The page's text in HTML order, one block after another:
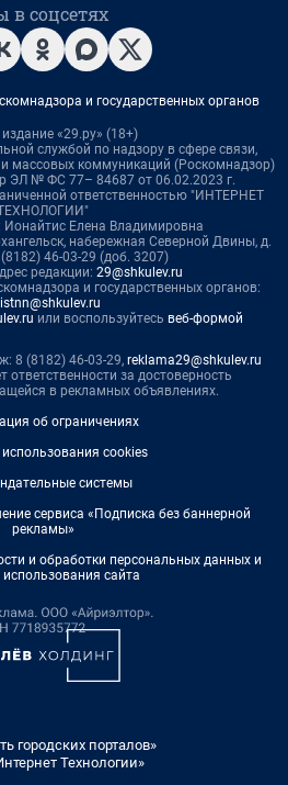
в соцсетях
и государственных органов
«29.ру» (18+)
службой по надзору в сфере связи,
массовых коммуникаций (Роскомнадзор)
ЭЛ № ФС 77– 84687 от 06.02.2023 г.
ответственностью "ИНТЕРНЕТ
Ионайтис Елена Владимировна
набережная Северной Двины, д.
46-03-29 (доб. 3207)
редакции: 29@shkulev.ru
и государственных органов:
или воспользуйтесь веб-формой
8 (8182) 46-03-29, reklama29@shkulev.ru
ответственности за достоверность
в рекламных объявлениях.
об ограничениях
cookies
системы
сервиса «Подписка без баннерной
рекламы»
и обработки персональных данных и
сайта
городских порталов»
Технологии»